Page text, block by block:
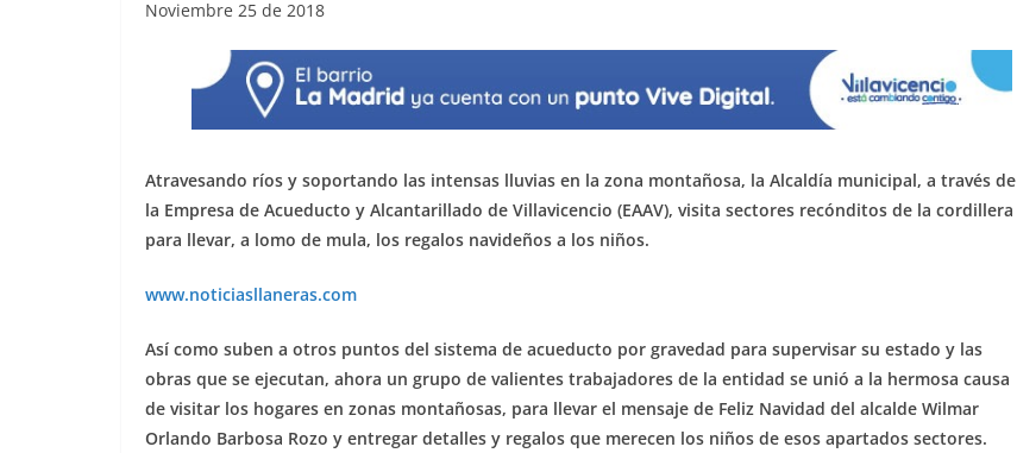
c
b
o
o
k
at
s
A
p
p
ss
e
n
g
er
e
Noviembre 25 de 2018
Atravesando ríos y soportando las intensas lluvias en la zona montañosa, la Alcaldía municipal, a través de
la Empresa de Acueducto y Alcantarillado de Villavicencio (EAAV), visita sectores recónditos de la cordillera
para llevar, a lomo de mula, los regalos navideños a los niños.
www.noticiasllaneras.com
Así como suben a otros puntos del sistema de acueducto por gravedad para supervisar su estado y las
obras que se ejecutan, ahora un grupo de valientes trabajadores de la entidad se unió a la hermosa causa
de visitar los hogares en zonas montañosas, para llevar el mensaje de Feliz Navidad del alcalde Wilmar
Orlando Barbosa Rozo y entregar detalles y regalos que merecen los niños de esos apartados sectores.